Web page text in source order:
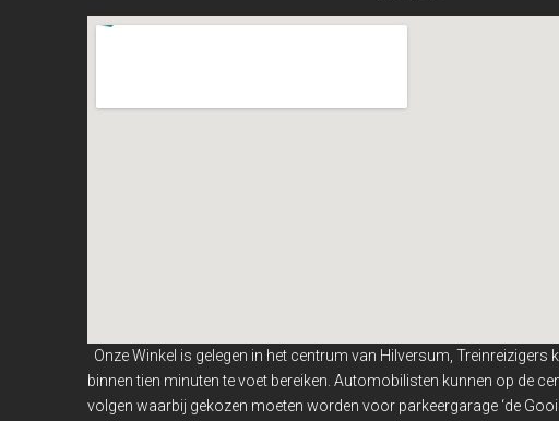
Onze Winkel is gelegen in het centrum van Hilversum, Treinreizigers
binnentien minuten te voet bereiken. Automobilisten kunnen op de
volgen waarbij gekozen moeten worden voor parkeergarage ‘de